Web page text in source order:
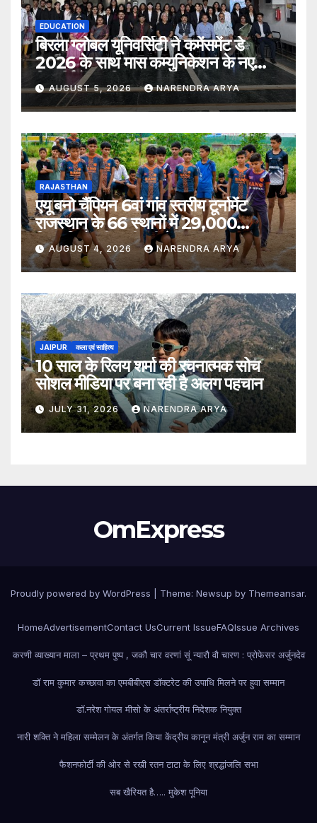
EDUCATION
बिरला ग्लोबल यूनिवर्सिटी ने कमेंसमेंट डे
2026 के साथ मास कम्युनिकेशन के नए
विद्यार्थियों का किया स्वागत
AUGUST 5, 2026 NARENDRA ARYA
RAJASTHAN
एयू बनो चैंपियन 6वां गांव स्तरीय टूर्नामेंट
राजस्थान के 66 स्थानों में 29,000
खिलाड़ियों की भागीदारी के साथ संपन्न हुआ
AUGUST 4, 2026 NARENDRA ARYA
JAIPUR कला एवं साहित्य
10 साल के रिलय शर्मा की रचनात्मक सोच
सोशल मीडिया पर बना रही है अलग पहचान
JULY 31, 2026 NARENDRA ARYA
OmExpress
Proudly powered by WordPress Theme: Newsup by Themeansar.
HomeAdvertisementContact UsCurrent IssueFAQIssue Archives
करणी व्याख्यान माला – प्रथम पुष्प , जकौ चार वरणां सूं न्यारौ वौ चारण : प्रोफेसर अर्जुनदेव
डॉ राम कुमार कच्छावा का एमबीबीएस डॉक्टरेट की उपाधि मिलने पर हुवा सम्मान
डॉ.नरेश गोयल मीसो के अंतर्राष्ट्रीय निदेशक नियुक्त
नारी शक्ति ने महिला सम्मेलन के अंतर्गत किया केंद्रीय कानून मंत्री अर्जुन राम का सम्मान
फैशनफोर्टी की ओर से रखी रतन टाटा के लिए श्रद्धांजलि सभा
सब खैरियत है….. मुकेश पूनिया